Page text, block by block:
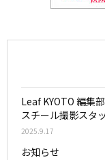
Leaf KYOTO 編集
スチール撮影スタ
2025.9.17
お知らせ